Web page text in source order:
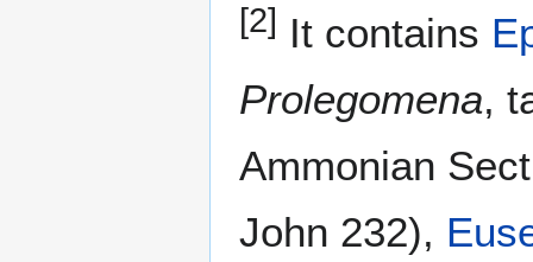
[2] It contains
Prolegomena,
Ammonian
John 232),